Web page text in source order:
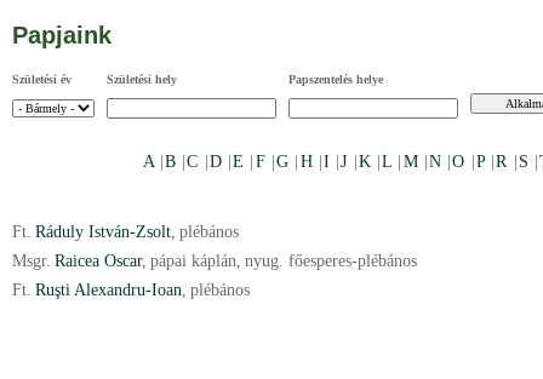
Papjaink
Születési év Születési hely Papszentelés helye
A B |C D |E F |G H I |J K |L M |N |O P |R S |
Ft. Ráduly István-Zsolt, plébános
Msgr. Raicea Oscar, pápai káplán, nyug. főesperes-plébános
Ft. Ruşti Alexandru-Ioan, plébános